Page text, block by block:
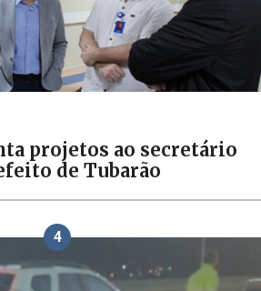
projetos ao secretário
de Tubarão
4